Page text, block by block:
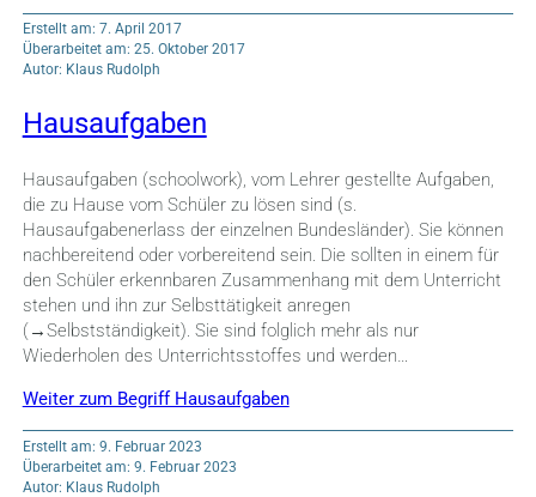
Erstellt am: 7. April 2017
Überarbeitet am: 25. Oktober 2017
Autor: Klaus Rudolph
Hausaufgaben
Hausaufgaben (schoolwork), vom Lehrer gestellte Aufgaben,
die zu Hause vom Schüler zu lösen sind (s.
Hausaufgabenerlass der einzelnen Bundesländer). Sie können
nachbereitend oder vorbereitend sein. Die sollten in einem für
den Schüler erkennbaren Zusammenhang mit dem Unterricht
stehen und ihn zur Selbsttätigkeit anregen
(→Selbstständigkeit). Sie sind folglich mehr als nur
Wiederholen des Unterrichtsstoffes und werden…
Weiter zum Begriff Hausaufgaben
Erstellt am: 9. Februar 2023
Überarbeitet am: 9. Februar 2023
Autor: Klaus Rudolph